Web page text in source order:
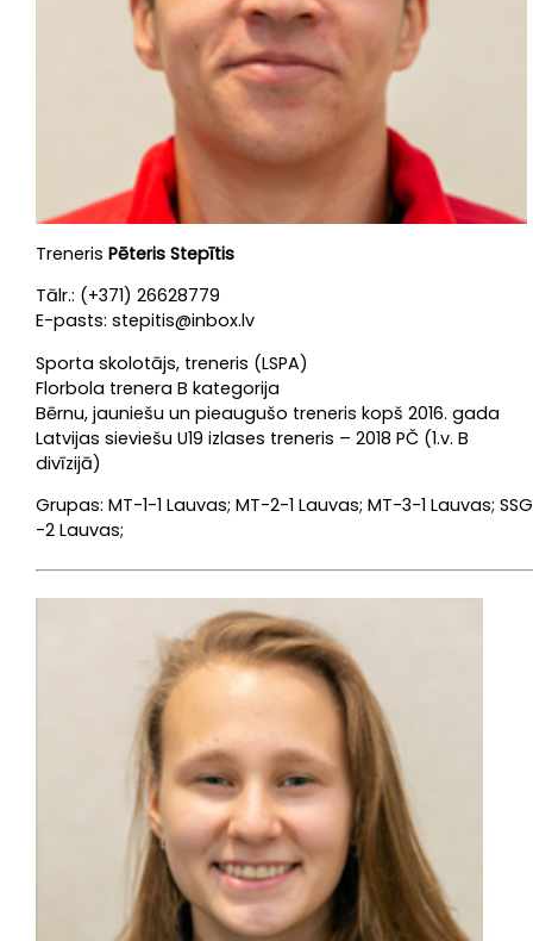
Treneris Pēteris Stepītis
Tālr.: (+371) 26628779
E-pasts: stepitis@inbox.lv
Sporta skolotājs, treneris (LSPA)
Florbola trenera B kategorija
Bērnu, jauniešu un pieaugušo treneris kopš 2016. gada
Latvijas sieviešu U19 izlases treneris – 2018 PČ (1.v. B
divīzijā)
Grupas: MT-1-1 Lauvas; MT-2-1 Lauvas; MT-3-1 Lauvas; SSG
-2 Lauvas;